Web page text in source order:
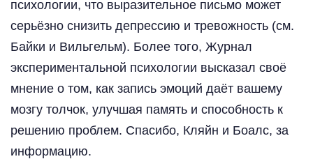
психологии, что выразительное письмо может
серьёзно снизить депрессию и тревожность (см.
Байки и Вильгельм). Более того, Журнал
экспериментальной психологии высказал своё
мнение о том, как запись эмоций даёт вашему
мозгу толчок, улучшая память и способность к
решению проблем. Спасибо, Кляйн и Боалс, за
информацию.